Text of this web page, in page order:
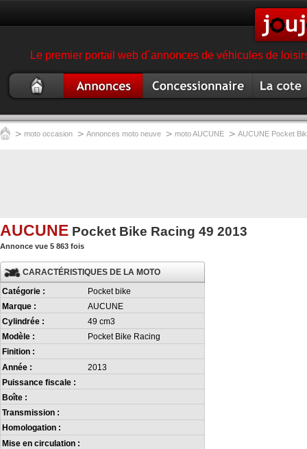
Le premier portail web d´annonces de véhicules de
occasion
garage magasin moto
> moto occasion > Annonces moto neuve > moto AUCUNE > AUCUNE Pocket
AUCUNE Pocket Bike Racing 49 2013
Annonce vue 5 863 fois
CARACTÉRISTIQUES DE LA MOTO
Catégorie :
Pocket bike
Marque :
AUCUNE
Cylindrée :
49 cm3
Modèle :
Pocket Bike Racing
Finition :
Année :
2013
Puissance fiscale :
Boîte :
Transmission :
Homologation :
Mise en circulation :